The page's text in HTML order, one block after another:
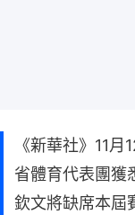
《新華社》11
省體育代表團獲
欽文將缺席本屆